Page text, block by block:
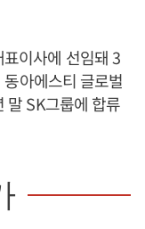
이사에 선임돼 3
아에스티 글로벌
말 SK그룹에 합류